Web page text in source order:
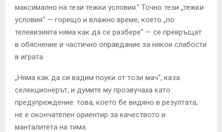
максимално на тези тежки условия.“ Точно тези „тежки
условия“ — горещо и влажно време, което „по
телевизията няма как да се разбере“ — се превръщат
в обяснение и частично оправдание за някои слабости
в играта.
„Няма как да си вадим поуки от този мач“, каза
селекционерът, и думите му прозвучаха като
предупреждение: това, което бе видяно в резултата,
не е окончателен ориентир за качеството и
манталитета на тима.